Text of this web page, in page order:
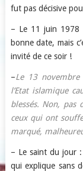
fut pas décisive
– Le 11 juin 1978
bonne date, mais
invité de ce soir !
–Le 13 novembre
l’Etat islamique
blessés. Non, pas
ceux qui ont
marqué,
– Le saint du jour
qui explique sans